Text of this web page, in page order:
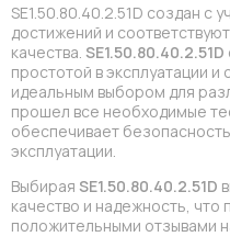
SE1.50.80.40.2.51D создан с
достижений и
качества. SE1.50.80.40.2.51D
простотой в эксплуатации
идеальным выбором для
прошел все необходимые
обеспечивает
эксплуатации.
Выбирая SE1.50.80.40.2.51D
качество и надежность,
положительными отзывами